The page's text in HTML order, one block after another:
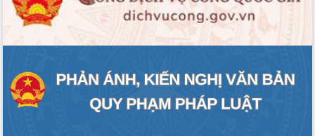
Đắk Lắk ký kết thỏa thuận hợp tác về
chuyển đổi số giai đoạn 2026 – 2030
với Tập đoàn Bưu chính Viễn thông
Thứ trưởng Bộ Y tế làm việc với tỉnh
Đắk Lắk về phát triển nhân lực y tế
cho trạm y tế cấp xã
Du lịch Đắk Lắk nâng tầm trải nghiệm